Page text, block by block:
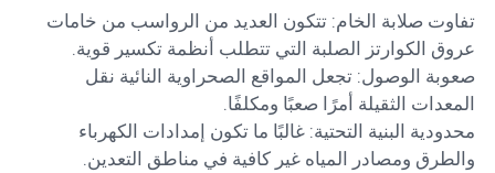
تفاوت صلابة الخام: تتكون العديد من الرواسب من خامات
عروق الكوارتز الصلبة التي تتطلب أنظمة تكسير قوية.
صعوبة الوصول: تجعل المواقع الصحراوية النائية نقل
المعدات الثقيلة أمرًا صعبًا ومكلفًا.
محدودية البنية التحتية: غالبًا ما تكون إمدادات الكهرباء
والطرق ومصادر المياه غير كافية في مناطق التعدين.